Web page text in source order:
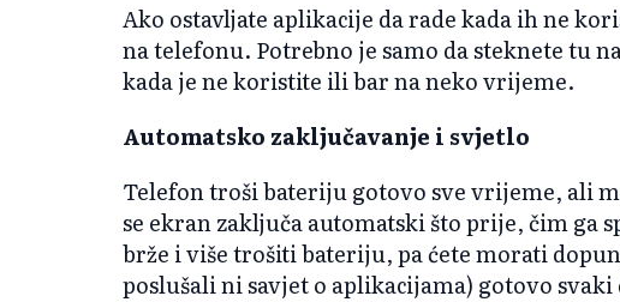
Ako ostavljate aplikacije da rade kada ih ne
na telefonu. Potrebno je samo da steknete tu
kada je ne koristite ili bar na neko vrijeme.
Automatsko zaključavanje i svjetlo
Telefon troši bateriju gotovo sve vrijeme, ali
se ekran zaključa automatski što prije, čim ga
brže i više trošiti bateriju, pa ćete morati
poslušali ni savjet o aplikacijama) gotovo